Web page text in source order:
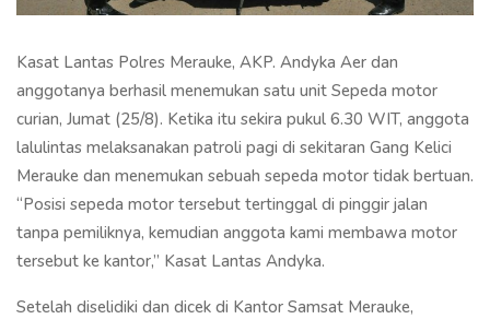
Kasat Lantas Polres Merauke, AKP. Andyka Aer dan
anggotanya berhasil menemukan satu unit Sepeda motor
curian, Jumat (25/8). Ketika itu sekira pukul 6.30 WIT, anggota
lalulintas melaksanakan patroli pagi di sekitaran Gang Kelici
Merauke dan menemukan sebuah sepeda motor tidak bertuan.
“Posisi sepeda motor tersebut tertinggal di pinggir jalan
tanpa pemiliknya, kemudian anggota kami membawa motor
tersebut ke kantor,” Kasat Lantas Andyka.
Setelah diselidiki dan dicek di Kantor Samsat Merauke,